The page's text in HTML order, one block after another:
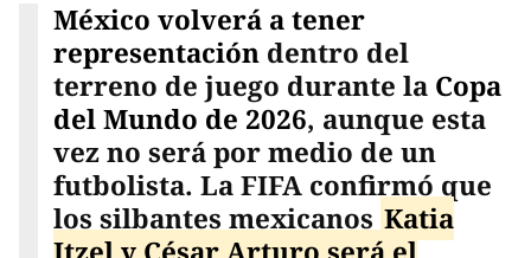
México volverá a tener
representacióndentro del
terreno de juego durante la Copa
del Mundo de 2026, aunque esta
vez no será por medio de un
futbolista. La FIFA confirmó que
los silbantes mexicanos Katia